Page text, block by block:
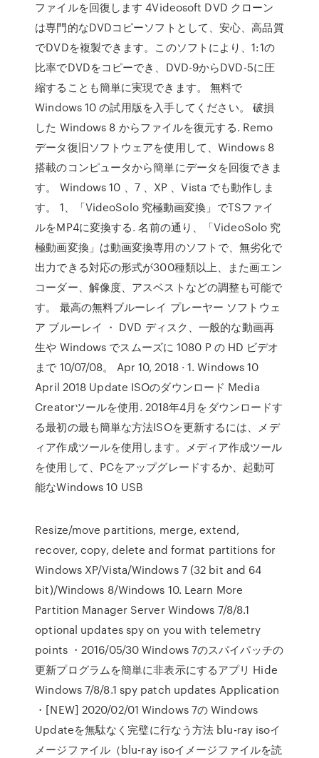
ファイルを回復します 4Videosoft DVD クローン
は専門的なDVDコピーソフトとして、安心、高品質
でDVDを複製できます。このソフトにより、1:1の
比率でDVDをコピーでき、DVD-9からDVD-5に圧
縮することも簡単に実現できます。 無料で
Windows 10 の試用版を入手してください。 破損
した Windows 8 からファイルを復元する. Remo
データ復旧ソフトウェアを使用して、Windows 8
搭載のコンピュータから簡単にデータを回復できま
す。 Windows 10 、7 、XP 、Vista でも動作しま
す。 1、「VideoSolo 究極動画変換」でTSファイ
ルをMP4に変換する. 名前の通り、「VideoSolo 究
極動画変換」は動画変換専用のソフトで、無劣化で
出力できる対応の形式が300種類以上、また画エン
コーダー、解像度、アスベストなどの調整も可能で
す。 最高の無料ブルーレイ プレーヤー ソフトウェ
ア ブルーレイ ・ DVD ディスク、一般的な動画再
生や Windows でスムーズに 1080 P の HD ビデオ
まで 10/07/08。 Apr 10, 2018 · 1. Windows 10
April 2018 Update ISOのダウンロード Media
Creatorツールを使用. 2018年4月をダウンロードす
る最初の最も簡単な方法ISOを更新するには、メデ
ィア作成ツールを使用します。メディア作成ツール
を使用して、PCをアップグレードするか、起動可
能なWindows 10 USB
Resize/move partitions, merge, extend,
recover, copy, delete and format partitions for
Windows XP/Vista/Windows 7 (32 bit and 64
bit)/Windows 8/Windows 10. Learn More
Partition Manager Server Windows 7/8/8.1
optional updates spy on you with telemetry
points ・2016/05/30 Windows 7のスパイパッチの
更新プログラムを簡単に非表示にするアプリ Hide
Windows 7/8/8.1 spy patch updates Application
・[NEW] 2020/02/01 Windows 7の Windows
Updateを無駄なく完璧に行なう方法 blu-ray isoイ
メージファイル（blu-ray isoイメージファイルを読